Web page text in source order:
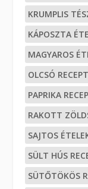
KRUMPLIS
KÁPOSZTA
MAGYAROS
OLCSÓ
PAPRIKA
RAKOTT
SAJTOS
SÜLT HÚS
SÜTŐTÖKÖS